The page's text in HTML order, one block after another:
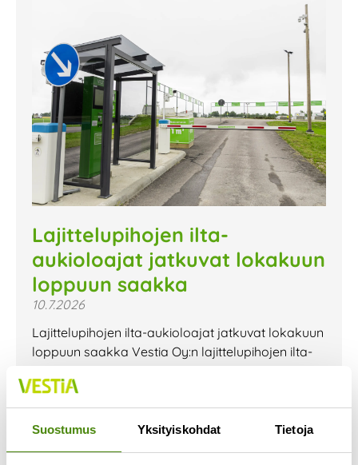
Suostumus Yksityiskohdat Tietoja
Lajittelupihojen ilta-
aukioloajat jatkuvat lokakuun
loppuun saakka
10.7.2026
Lajittelupihojen ilta-aukioloajat jatkuvat lokakuun
loppuun saakka Vestia Oy:n lajittelupihojen ilta-
Jokaisella lajittelupihalla pääsee vähintään
kerran viikossa
Lue lisää »